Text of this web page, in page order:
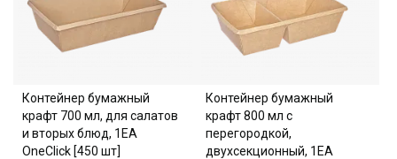
Контейнер бумажный
крафт 700 мл, для салатов
и вторых блюд, 1EA
OneClick [450 шт]
Контейнер бумажный
крафт 800 мл с
перегородкой,
двухсекционный, 1EA